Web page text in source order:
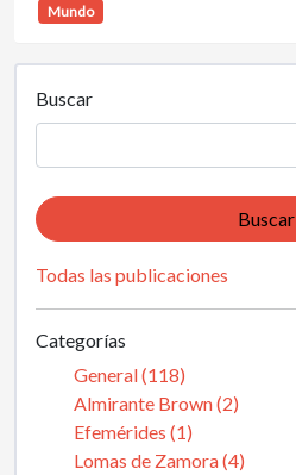
Mundo
Buscar
Buscar
Todas las publicaciones
Categorías
General (118)
Almirante Brown (2)
Efemérides (1)
Lomas de Zamora (4)